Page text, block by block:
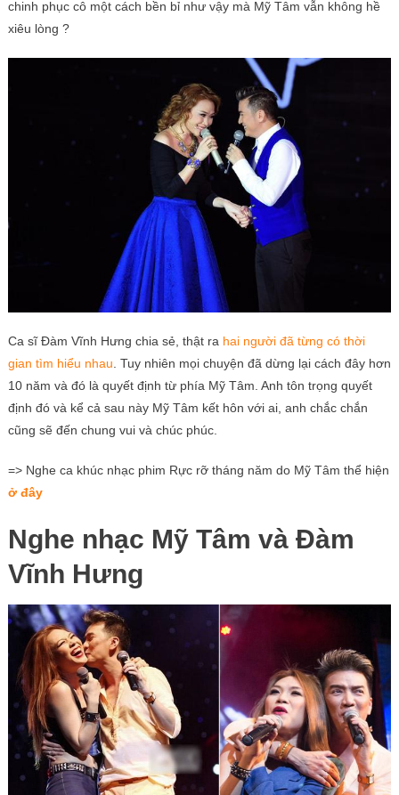
chinh phục cô một cách bền bỉ như vậy mà Mỹ Tâm vẫn không hề
xiêu lòng ?
Ca sĩ Đàm Vĩnh Hưng chia sẻ, thật ra hai người đã từng có thời
gian tìm hiểu nhau . Tuy nhiên mọi chuyện đã dừng lại cách đây hơn
10 năm và đó là quyết định từ phía Mỹ Tâm. Anh tôn trọng quyết
định đó và kể cả sau này Mỹ Tâm kết hôn với ai, anh chắc chắn
cũng sẽ đến chung vui và chúc phúc.
=> Nghe ca khúc nhạc phim Rực rỡ tháng năm do Mỹ Tâm thể hiện
ở đây
Nghe nhạc Mỹ Tâm và Đàm
Vĩnh Hưng